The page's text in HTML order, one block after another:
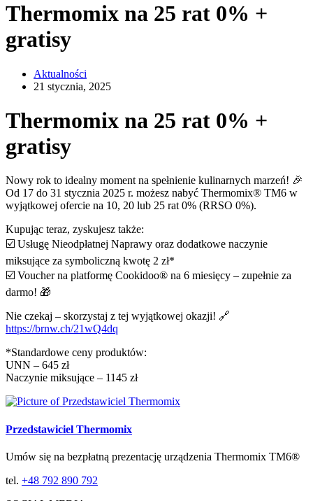
Thermomix na 25 rat 0% +
gratisy
Aktualności
21 stycznia, 2025
Thermomix na 25 rat 0% +
gratisy
Nowy rok to idealny moment na spełnienie kulinarnych marzeń! 🎉
Od 17 do 31 stycznia 2025 r. możesz nabyć Thermomix® TM6 w
wyjątkowej ofercie na 10, 20 lub 25 rat 0% (RRSO 0%).
Kupując teraz, zyskujesz także:
☑️ Usługę Nieodpłatnej Naprawy oraz dodatkowe naczynie
miksujące za symboliczną kwotę 2 zł*
☑️ Voucher na platformę Cookidoo® na 6 miesięcy – zupełnie za
darmo! 🎁
Nie czekaj – skorzystaj z tej wyjątkowej okazji! 🔗
https://brnw.ch/21wQ4dq
*Standardowe ceny produktów:
UNN – 645 zł
Naczynie miksujące – 1145 zł
Przedstawiciel Thermomix
Umów się na bezpłatną prezentację urządzenia Thermomix TM6®
tel. +48 792 890 792